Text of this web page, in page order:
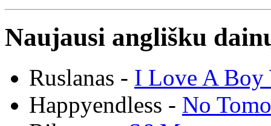
Naujausi anglišku
Ruslanas - I Love A Boy
Happyendless - No